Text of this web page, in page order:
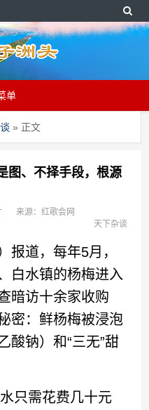
单
» 正文
图、不择手段，根源
来源：红歌会网
天下杂谈
道，每年5月，
白水镇的杨梅进入
暗访十余家收购
密：鲜杨梅被浸泡
酸钠）和“三无”甜
只需花费几十元